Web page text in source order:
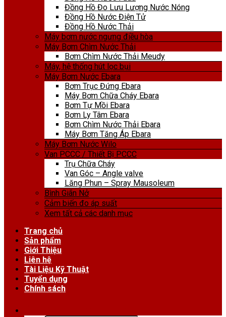
Đồng Hồ Đo Lưu Lượng Nước Nóng
Đồng Hồ Nước Điện Tử
Đồng Hồ Nước Thải
Máy bơm nước ngưng điều hòa
Máy Bơm Chìm Nước Thải
Bơm Chìm Nước Thải Meudy
Máy, hệ thống hút lọc bụi
Máy Bơm Nước Ebara
Bơm Trục Đứng Ebara
Máy Bơm Chữa Cháy Ebara
Bơm Tự Mồi Ebara
Bơm Ly Tâm Ebara
Bơm Chìm Nước Thải Ebara
Máy Bơm Tăng Áp Ebara
Máy Bơm Nước Wilo
Van PCCC / Thiết Bị PCCC
Trụ Chữa Cháy
Van Góc – Angle valve
Lăng Phun – Spray Mausoleum
Bình Giãn Nở
Cảm biến đo áp suất
Xem tất cả các danh mục
Trang chủ
Sản phẩm
Giới Thiệu
Liên hệ
Tài Liệu Kỹ Thuật
Tuyển dụng
Chính sách